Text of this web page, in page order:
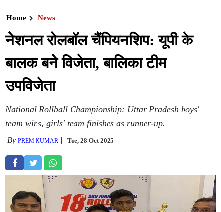
Home News
नेशनल रोलबॉल चैंपियनशिप: यूपी के
बालक बने विजेता, बालिका टीम
उपविजेता
National Rollball Championship: Uttar Pradesh boys'
team wins, girls' team finishes as runner-up.
ByPREM KUMAR Tue, 28 Oct 2025